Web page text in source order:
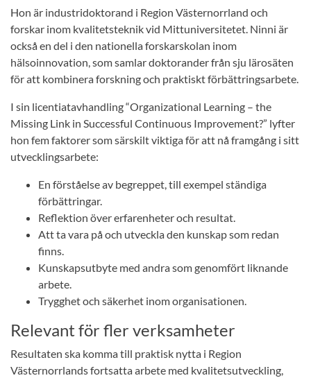
Hon är industridoktorand i Region Västernorrland och
forskar inom kvalitetsteknik vid Mittuniversitetet. Ninni är
också en del i den nationella forskarskolan inom
hälsoinnovation, som samlar doktorander från sju lärosäten
för att kombinera forskning och praktiskt förbättringsarbete.
I sin licentiatavhandling “Organizational Learning – the
Missing Link in Successful Continuous Improvement?” lyfter
hon fem faktorer som särskilt viktiga för att nå framgång i sitt
utvecklingsarbete:
En förståelse av begreppet, till exempel ständiga
förbättringar.
Reflektion över erfarenheter och resultat.
Att ta vara på och utveckla den kunskap som redan
finns.
Kunskapsutbyte med andra som genomfört liknande
arbete.
Trygghet och säkerhet inom organisationen.
Relevant för fler verksamheter
Resultaten ska komma till praktisk nytta i Region
Västernorrlands fortsatta arbete med kvalitetsutveckling,